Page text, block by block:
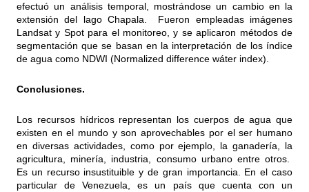
efectuó un análisis temporal, mostrándose un cambio en la
extensión del lago Chapala. Fueron empleadas imágenes
Landsat y Spot para el monitoreo, y se aplicaron métodos de
segmentación que se basan en la interpretación de los índice
de agua como NDWI (Normalized difference wáter index).
Conclusiones.
Los recursos hídricos representan los cuerpos de agua que
existen en el mundo y son aprovechables por el ser humano
en diversas actividades, como por ejemplo, la ganadería, la
agricultura, minería, industria, consumo urbano entre otros.
Es un recurso insustituible y de gran importancia. En el caso
particular de Venezuela, es un país que cuenta con un